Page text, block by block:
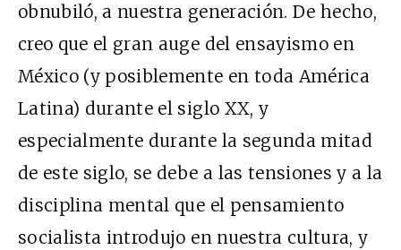
obnubiló, a nuestra generación. De hecho,
creo que el gran auge del ensayismo en
México (y posiblemente en toda América
Latina) durante el siglo XX, y
especialmente durante la segunda mitad
de este siglo, se debe a las tensiones y a la
disciplina mental que el pensamiento
socialista introdujo en nuestra cultura, y